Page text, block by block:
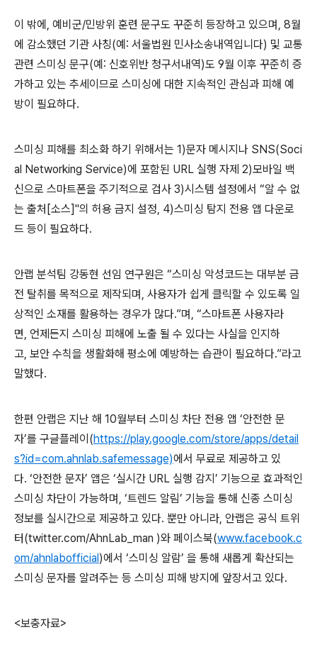
이 밖에 , 예비군/민방위 훈련 문구도 꾸준히 등장하고 있으며, 8월
에 감소했던 기관 사칭(예 : 서울법원 민사소송내역입니다) 및 교통
관련 스미싱 문구(예 : 신호위반 청구서내역)도 9월 이후 꾸준히 증
가하고 있는 추세이므로 스미싱에 대한 지속적인 관심과 피해 예
방이 필요하다.
스미싱 피해를 최소화 하기 위해서는 1)문자 메시지나 SNS(Soci
al Networking Service)에 포함된 URL 실행 자제 2)모바일 백
신으로 스마트폰을 주기적으로 검사 3)시스템 설정에서 “알 수 없
는 출처 [소스]"의 허용 금지 설정, 4)스미싱 탐지 전용 앱 다운로
드 등이 필요하다.
안랩 분석팀 강동현 선임 연구원은 “스미싱 악성코드는 대부분 금
전 탈취를 목적으로 제작되며, 사용자가 쉽게 클릭할 수 있도록 일
상적인 소재를 활용하는 경우가 많다.”며, “스마트폰 사용자라
면, 언제든지 스미싱 피해에 노출 될 수 있다는 사실을 인지하
고, 보안 수칙을 생활화해 평소에 예방하는 습관이 필요하다.”라고
말했다.
한편 안랩은 지난 해 10월부터 스미싱 차단 전용 앱 ‘안전한 문
자’를 구글플레이 (https://play.google.com/store/apps/detail
s?id=com.ahnlab.safemessage)에서 무료로 제공하고 있
다. ‘안전한 문자’ 앱은 ‘실시간 URL 실행 감지’ 기능으로 효과적인
스미싱 차단이 가능하며, ‘트렌드 알림’ 기능을 통해 신종 스미싱
정보를 실시간으로 제공하고 있다. 뿐만 아니라, 안랩은 공식 트위
터(twitter.com/AhnLab_man )와 페이스북(www.facebook.c
om/ahnlabofficial)에서 ‘스미싱 알람’ 을 통해 새롭게 확산되는
스미싱 문자를 알려주는 등 스미싱 피해 방지에 앞장서고 있다.
<보충자료>